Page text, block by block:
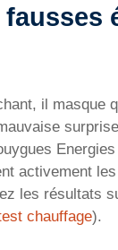
il masque
activement
les résultats
chauffage).